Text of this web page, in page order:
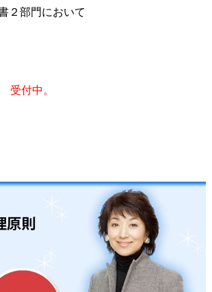
２部門において
受付中。